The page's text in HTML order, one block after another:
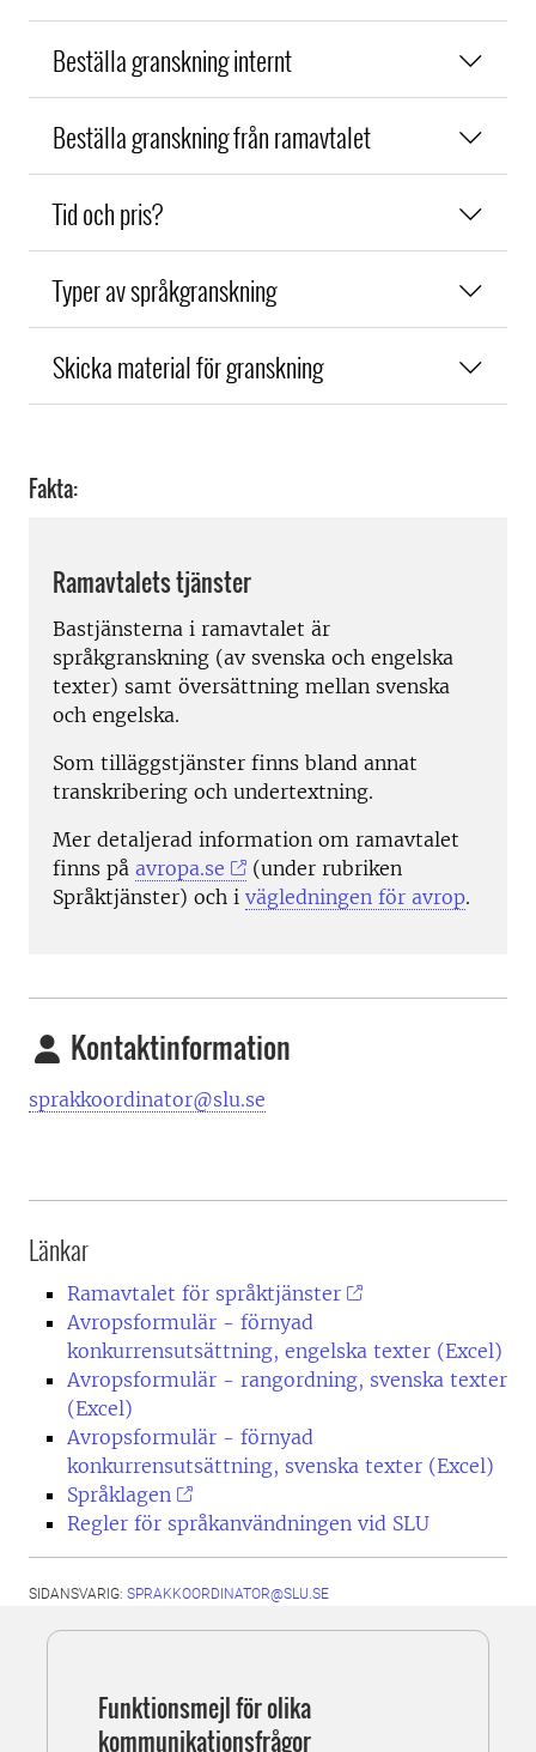
Beställa granskning internt
Beställa granskning från ramavtalet
Tid och pris?
Typer av språkgranskning
Skicka material för granskning
Fakta:
Ramavtalets tjänster
Bastjänsterna i ramavtalet är
språkgranskning (av svenska och engelska
texter) samt översättning mellan svenska
och engelska.
Som tilläggstjänster finns bland annat
transkribering och undertextning.
Mer detaljerad information om ramavtalet
finns på avropa.se
(under rubriken
Språktjänster) och i vägledningen för avrop.
Kontaktinformation
sprakkoordinator@slu.se
Länkar
Ramavtalet för språktjänster
Avropsformulär - förnyad
konkurrensutsättning, engelska texter (Excel)
Avropsformulär - rangordning, svenska texter
(Excel)
Avropsformulär - förnyad
konkurrensutsättning, svenska texter (Excel)
Språklagen
Regler för språkanvändningen vid SLU
SIDANSVARIG: SPRAKKOORDINATOR@SLU.SE
Funktionsmejl för olika
kommunikationsfrågor